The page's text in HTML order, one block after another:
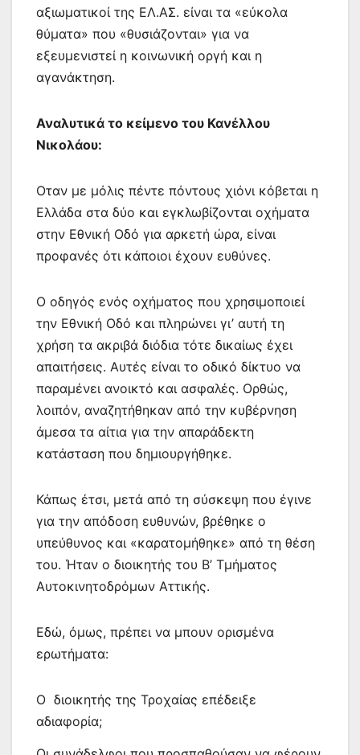
αξιωματικοί της ΕΛ.ΑΣ. είναι τα «εύκολα
θύματα» που «θυσιάζονται» για να
εξευμενιστεί η κοινωνική οργή και η
αγανάκτηση.
Αναλυτικά το κείμενο του Κανέλλου
Νικολάου:
Οταν με μόλις πέντε πόντους χιόνι κόβεται η
Ελλάδα στα δύο και εγκλωβίζονται οχήματα
στην Εθνική Οδό για αρκετή ώρα, είναι
προφανές ότι κάποιοι έχουν ευθύνες.
Ο οδηγός ενός οχήματος που χρησιμοποιεί
την Εθνική Οδό και πληρώνει γι’ αυτή τη
χρήση τα ακριβά διόδια τότε δικαίως έχει
απαιτήσεις. Αυτές είναι το οδικό δίκτυο να
παραμένει ανοικτό και ασφαλές. Ορθώς,
λοιπόν, αναζητήθηκαν από την κυβέρνηση
άμεσα τα αίτια για την απαράδεκτη
κατάσταση που δημιουργήθηκε.
Κάπως έτσι, μετά από τη σύσκεψη που έγινε
για την απόδοση ευθυνών, βρέθηκε ο
υπεύθυνος και «καρατομήθηκε» από τη θέση
του. Ήταν ο διοικητής του Β’ Τμήματος
Αυτοκινητοδρόμων Αττικής.
Εδώ, όμως, πρέπει να μπουν ορισμένα
ερωτήματα:
Ο διοικητής της Τροχαίας επέδειξε
αδιαφορία;